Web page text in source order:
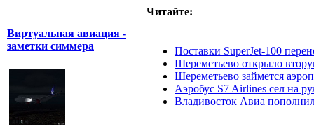
Виртуальная авиация -
заметки симмера
Читайте:
Поставки SuperJet-100
Шереметьево открыло
Шереметьево займется
Аэробус S7 Airlines сел на
Владивосток Авиа